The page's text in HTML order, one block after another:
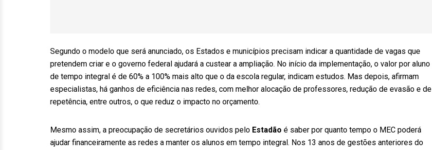
Segundo o modelo que será anunciado, os Estados e municípios precisam indicar a quantidade de vagas que
pretendem criar e o governo federal ajudará a custear a ampliação. No início da implementação, o valor por aluno
de tempo integral é de 60% a 100% mais alto que o da escola regular, indicam estudos. Mas depois, afirmam
especialistas, há ganhos de eficiência nas redes, com melhor alocação de professores, redução de evasão e de
repetência, entre outros, o que reduz o impacto no orçamento.
Mesmo assim, a preocupação de secretários ouvidos pelo Estadão é saber por quanto tempo o MEC poderá
ajudar financeiramente as redes a manter os alunos em tempo integral. Nos 13 anos de gestões anteriores do